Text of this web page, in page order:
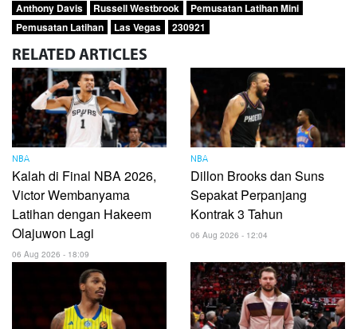
Anthony Davis Russell Westbrook
Pemusatan Latihan Mini
Pemusatan Latihan
Las Vegas 230921
RELATED ARTICLES
NBA
Kalah di Final NBA 2026,
Victor Wembanyama
Latihan dengan Hakeem
Olajuwon Lagi
06 Aug 2026 - 18:09
NBA
Dillon Brooks dan Suns
Sepakat Perpanjang
Kontrak 3 Tahun
06 Aug 2026 - 12:04